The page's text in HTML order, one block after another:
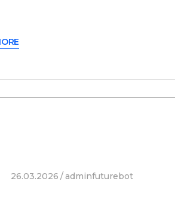
26.03.2026 adminfuturebot